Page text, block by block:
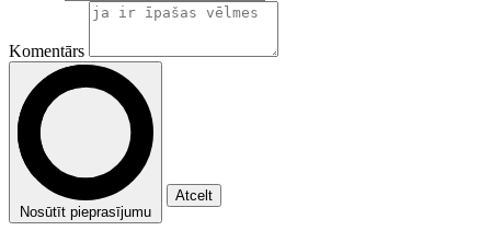
Komentārs
Nosūtīt pieprasījumu
Atcelt